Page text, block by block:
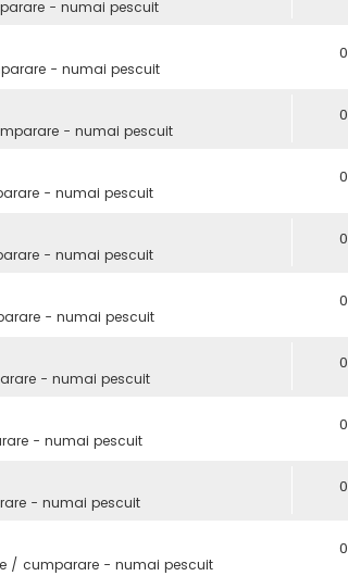
- numai pescuit
- numai pescuit
0
- numai pescuit
0
- numai pescuit
0
- numai pescuit
0
- numai pescuit
0
- numai pescuit
0
- numai pescuit
0
- numai pescuit
0
/ cumparare - numai pescuit
0